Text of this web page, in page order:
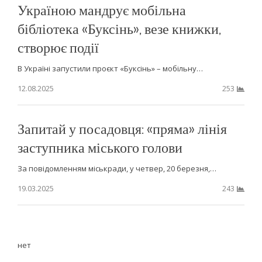
Україною мандрує мобільна
бібліотека «Буксінь», везе книжки,
створює події
В Україні запустили проєкт «Буксінь» – мобільну…
12.08.2025
253
Запитай у посадовця: «пряма» лінія
заступника міського голови
За повідомленням міськради, у четвер, 20 березня,…
19.03.2025
243
нет